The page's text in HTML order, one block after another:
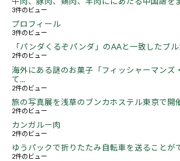
3件のビュー
プロフィール
3件のビュー
「パンダくるぞパンダ」のAAと一致したブ
2件のビュー
海外にある謎のお菓子「フィッシャーマンズ
て...
2件のビュー
旅の写真展を浅草のブンカホステル東京で開
2件のビュー
カンガルー肉
2件のビュー
ゆうパックで折りたたみ自転車を送ることが
2件のビュー